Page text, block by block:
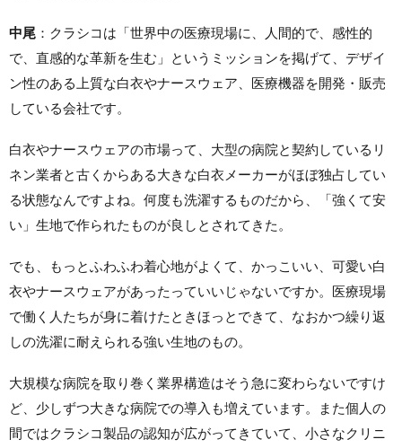
中尾 ：クラシコは「世界中の医療現場に、人間的で、感性的
で、直感的な革新を生む」というミッションを掲げて、デザイ
ン性のある上質な白衣やナースウェア、医療機器を開発・販売
している会社です。
白衣やナースウェアの市場って、大型の病院と契約しているリ
ネン業者と古くからある大きな白衣メーカーがほぼ独占してい
る状態なんですよね。何度も洗濯するものだから、「強くて安
い」生地で作られたものが良しとされてきた。
でも、もっとふわふわ着心地がよくて、かっこいい、可愛い白
衣やナースウェアがあったっていいじゃないですか。医療現場
で働く人たちが身に着けたときほっとできて、なおかつ繰り返
しの洗濯に耐えられる強い生地のもの。
大規模な病院を取り巻く業界構造はそう急に変わらないですけ
ど、少しずつ大きな病院での導入も増えています。また個人の
間ではクラシコ製品の認知が広がってきていて、小さなクリニ